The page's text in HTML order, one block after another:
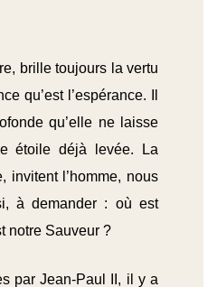
brille toujours la vertu
qu’est l’espérance. Il
qu’elle ne laisse
étoile déjà levée. La
invitent l’homme, nous
à demander : où est
notre Sauveur ?
par Jean-Paul II, il y a